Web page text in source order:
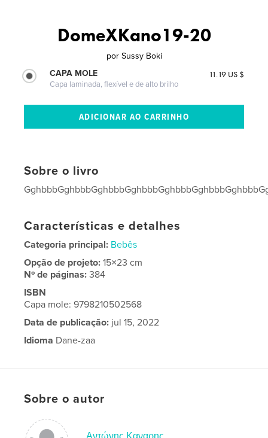
DomeXKano19-20
por Sussy Boki
CAPA MOLE
Capa laminada, flexível e de alto brilho
11.19 US $
Sobre o livro
Características e detalhes
Categoria principal: Bebês
Opção de projeto:15×23 cm
Nº de páginas:384
ISBN
Capa mole: 9798210502568
Data de publicação: jul 15, 2022
Idioma Dane-zaa
Sobre o autor